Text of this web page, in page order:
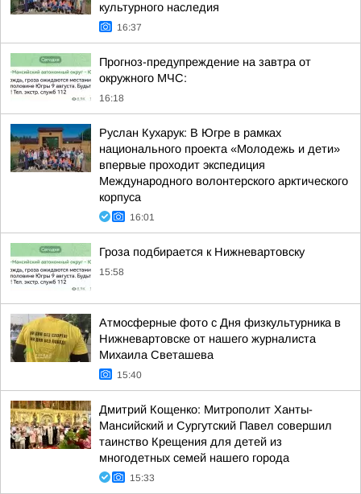
культурного наследия
16:37
Прогноз-предупреждение на завтра от
окружного МЧС:
16:18
Руслан Кухарук: В Югре в рамках
национального проекта «Молодежь и дети»
впервые проходит экспедиция
Международного волонтерского арктического
корпуса
16:01
Гроза подбирается к Нижневартовску
15:58
Атмосферные фото с Дня физкультурника в
Нижневартовске от нашего журналиста
Михаила Светашева
15:40
Дмитрий Кощенко: Митрополит Ханты-
Мансийский и Сургутский Павел совершил
таинство Крещения для детей из
многодетных семей нашего города
15:33